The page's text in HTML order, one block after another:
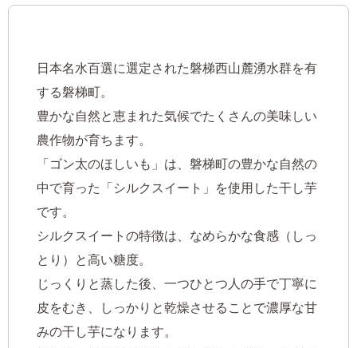
日本名水百選に選定された磐梯西山麓湧水群を有
する磐梯町。
豊かな自然と恵まれた気候でたくさんの美味しい
農作物が育ちます。
「ゴン太のほしいも」は、磐梯町の豊かな自然の
中で育った「シルクスイート」を使用した干し芋
です。
シルクスイートの特徴は、なめらかな食感（しっ
とり）と高い糖度。
じっくりと蒸した後、一つひとつ人の手で丁寧に
皮をむき、しっかりと乾燥させることで濃厚な甘
みの干し芋になります。